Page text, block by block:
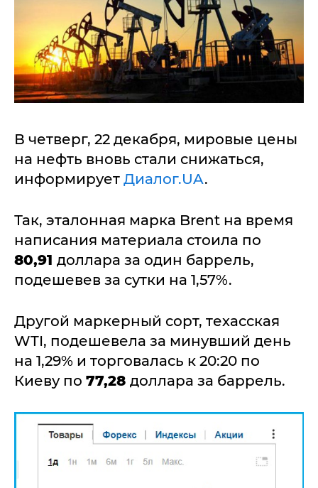
В четверг, 22 декабря, мировые цены
на нефть вновь стали снижаться,
информирует Диалог.UA.
Так, эталонная марка Brent на время
написания материала стоила по
80,91 доллара за один баррель,
подешевев за сутки на 1,57%.
Другой маркерный сорт, техасская
WTI, подешевела за минувший день
на 1,29% и торговалась к 20:20 по
Киеву по 77,28 доллара за баррель.